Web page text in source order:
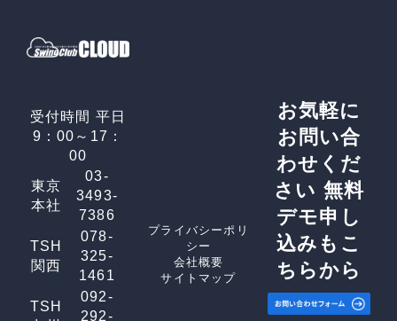
受付時間 平日
9：00～17：
00
東京
本社
03-
3493-
7386
TSH
関西
078-
325-
1461
TSH
092-
292-
プライバシーポリ
シー
会社概要
サイトマップ
お気軽に
お問い合
わせくだ
さい 無料
デモ申し
込みもこ
ちらから